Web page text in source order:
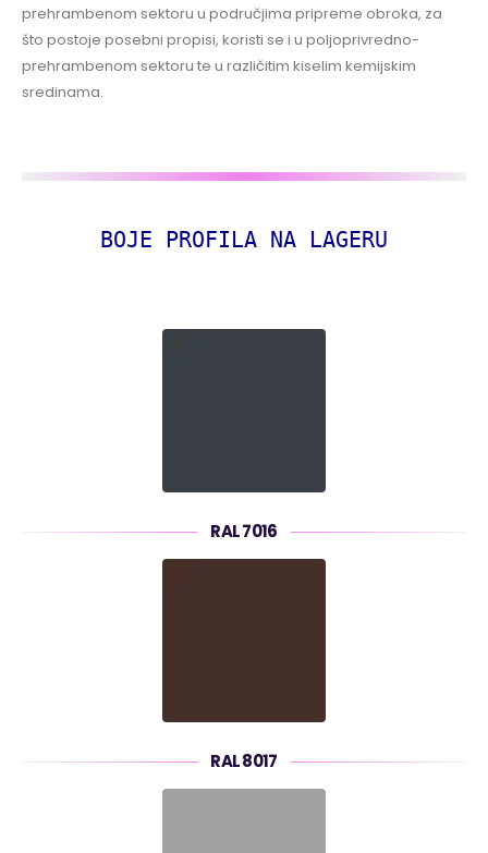
prehrambenom sektoru u područjima pripreme obroka, za
što postoje posebni propisi, koristi se i u poljoprivredno-
prehrambenom sektoru te u različitim kiselim kemijskim
sredinama.
BOJE PROFILA NA LAGERU
RAL 7016
RAL 8017